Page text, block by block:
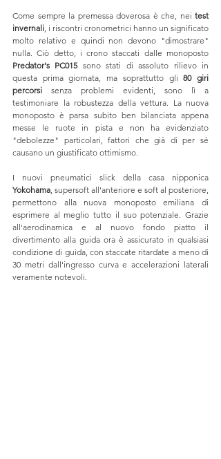
Come sempre la premessa doverosa è che, nei test
invernali, i riscontri cronometrici hanno un significato
molto relativo e quindi non devono "dimostrare"
Predator's PC015 sono stati di assoluto rilievo in
questa prima giornata, ma soprattutto gli 80 giri
percorsi senza problemi evidenti, sono lì a
testimoniare la robustezza della vettura. La nuova
monoposto è parsa subito ben bilanciata appena
messe le ruote in pista e non ha evidenziato
"debolezze" particolari, fattori che già di per sé
causano un giustificato ottimismo.
Yokohama, supersoft all'anteriore e soft al posteriore,
permettono alla nuova monoposto emiliana di
esprimere al meglio tutto il suo potenziale. Grazie
all'aerodinamica e al nuovo fondo piatto il
divertimento alla guida ora è assicurato in qualsiasi
condizione di guida, con staccate ritardate a meno di
30 metri dall'ingresso curva e accelerazioni laterali
veramente notevoli.